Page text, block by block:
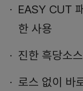
EASY CUT
한 사용
진한 흑당소
로스 없이 바